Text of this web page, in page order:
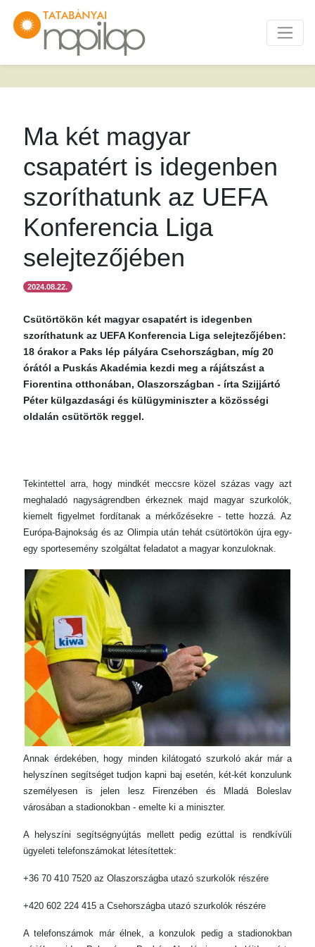
Ma két magyar
csapatért is idegenben
szoríthatunk az UEFA
Konferencia Liga
selejtezőjében
2024.08.22.
Csütörtökön két magyar csapatért is idegenben
szoríthatunk az UEFA Konferencia Liga selejtezőjében:
18 órakor a Paks lép pályára Csehországban, míg 20
órától a Puskás Akadémia kezdi meg a rájátszást a
Fiorentina otthonában, Olaszországban - írta Szijjártó
Péter külgazdasági és külügyminiszter a közösségi
oldalán csütörtök reggel.
Tekintettel arra, hogy mindkét meccsre közel százas vagy azt
meghaladó nagyságrendben érkeznek majd magyar szurkolók,
kiemelt figyelmet fordítanak a mérkőzésekre - tette hozzá. Az
Európa-Bajnokság és az Olimpia után tehát csütörtökön újra egy-
egy sportesemény szolgáltat feladatot a magyar konzuloknak.
Annak érdekében, hogy minden kilátogató szurkoló akár már a
helyszínen segítséget tudjon kapni baj esetén, két-két konzulunk
személyesen is jelen lesz Firenzében és Mladá Boleslav
városában a stadionokban - emelte ki a miniszter.
A helyszíni segítségnyújtás mellett pedig ezúttal is rendkívüli
ügyeleti telefonszámokat létesítettek:
+36 70 410 7520 az Olaszországba utazó szurkolók részére
+420 602 224 415 a Csehországba utazó szurkolók részére
A telefonszámok már élnek, a konzulok pedig a stadionokban